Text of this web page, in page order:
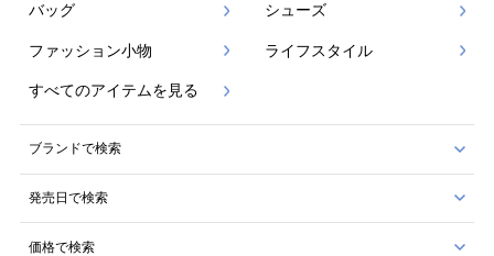
バッグ シューズ
ファッション小物 ライフスタイル
すべてのアイテムを見る
ブランドで検索
発売日で検索
価格で検索